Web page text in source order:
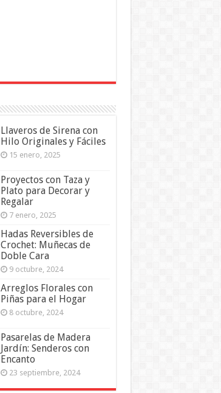
Llaveros de Sirena con
Hilo Originales y Fáciles
15 enero, 2025
Proyectos con Taza y
Plato para Decorar y
Regalar
7 enero, 2025
Hadas Reversibles de
Crochet: Muñecas de
Doble Cara
9 octubre, 2024
Arreglos Florales con
Piñas para el Hogar
8 octubre, 2024
Pasarelas de Madera
Jardín: Senderos con
Encanto
23 septiembre, 2024